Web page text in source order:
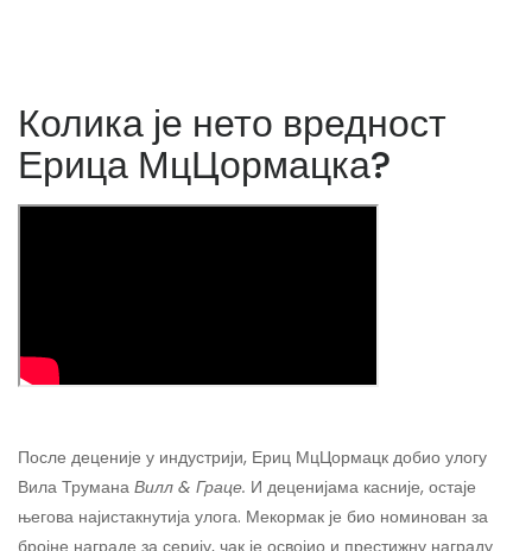
Колика је нето вредност
Ерица МцЦормацка?
После деценије у индустрији, Ериц МцЦормацк добио улогу
Вила Трумана Вилл & Граце. И деценијама касније, остаје
његова најистакнутија улога. Мекормак је био номинован за